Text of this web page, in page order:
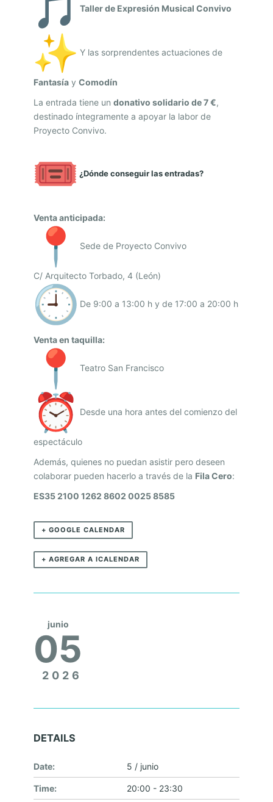
V
O
.
T
E
A
T
O
S
N
A
N
C
I
O
Taller de Expresión Musical Convivo
Y las sorprendentes actuaciones de
Fantasía y Comodín
La entrada tiene un donativo solidario de 7 €,
destinado íntegramente a apoyar la labor de
Proyecto Convivo.
¿Dónde conseguir las entradas?
Venta anticipada:
Sede de Proyecto Convivo
C/ Arquitecto Torbado, 4 (León)
De 9:00 a 13:00 h y de 17:00 a 20:00 h
Venta en taquilla:
Teatro San Francisco
Desde una hora antes del comienzo del
espectáculo
Además, quienes no puedan asistir pero deseen
colaborar pueden hacerlo a través de la Fila Cero:
ES35 2100 1262 8602 0025 8585
+ GOOGLE CALENDAR
+ AGREGAR A ICALENDAR
junio
05
2026
DETAILS
Date: 5 / junio
Time: 20:00 - 23:30